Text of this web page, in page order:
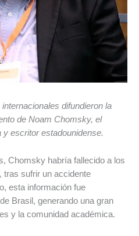
difundieron la
de Noam Chomsky, el
escritor estadounidense.
Chomsky habría fallecido a los
tras sufrir un accidente
esta información fue
Brasil, generando una gran
y la comunidad académica.